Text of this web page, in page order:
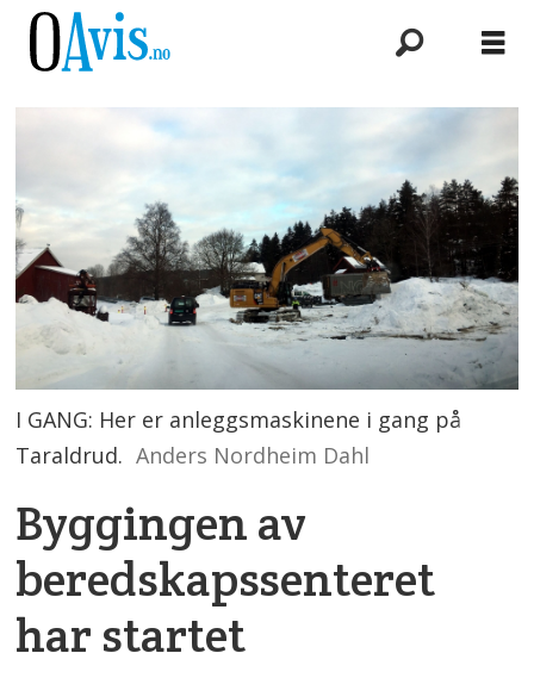
I GANG: Her er anleggsmaskinene i gang på
Taraldrud. Anders Nordheim Dahl
Byggingen av
beredskapssenteret
har startet